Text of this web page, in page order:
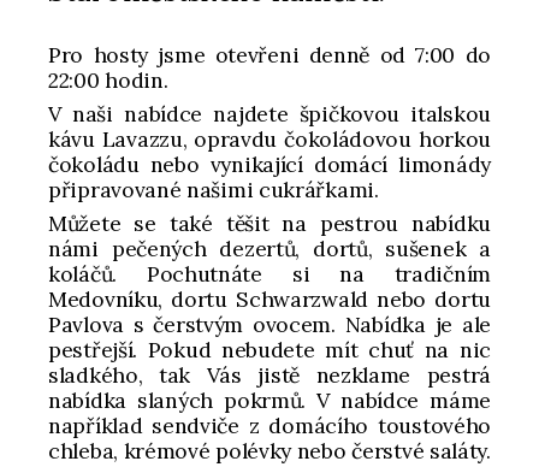
Pro hosty jsme otevřeni denně od 7:00 do
22:00 hodin.
V naši nabídce najdete špičkovou italskou
kávu Lavazzu, opravdu čokoládovou horkou
čokoládu nebo vynikající domácí limonády
připravované našimi cukrářkami.
Můžete se také těšit na pestrou nabídku
námi pečených dezertů, dortů, sušenek a
koláčů. Pochutnáte si na tradičním
Medovníku, dortu Schwarzwald nebo dortu
Pavlova s čerstvým ovocem. Nabídka je ale
pestřejší. Pokud nebudete mít chuť na nic
sladkého, tak Vás jistě nezklame pestrá
nabídka slaných pokrmů. V nabídce máme
například sendviče z domácího toustového
chleba, krémové polévky nebo čerstvé saláty.